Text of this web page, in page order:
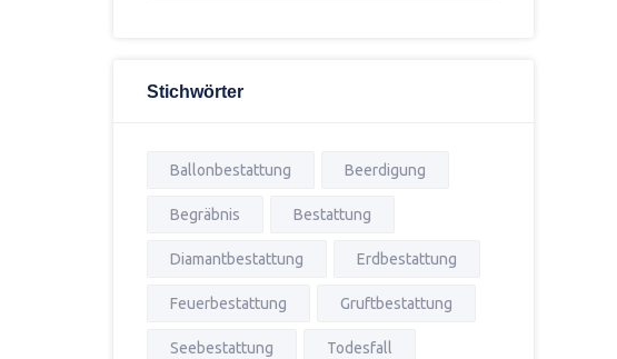
Stichwörter
Ballonbestattung Beerdigung
Begräbnis Bestattung
Diamantbestattung Erdbestattung
Feuerbestattung Gruftbestattung
Seebestattung Todesfall